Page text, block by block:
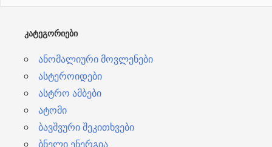
ᲙᲐᲢᲔᲒᲝᲠᲘᲔᲑᲘ
ანომალიური მოვლენები
ასტეროიდები
ასტრო ამბები
ატომი
ბავშვური შეკითხვები
ბნელი ენერგია